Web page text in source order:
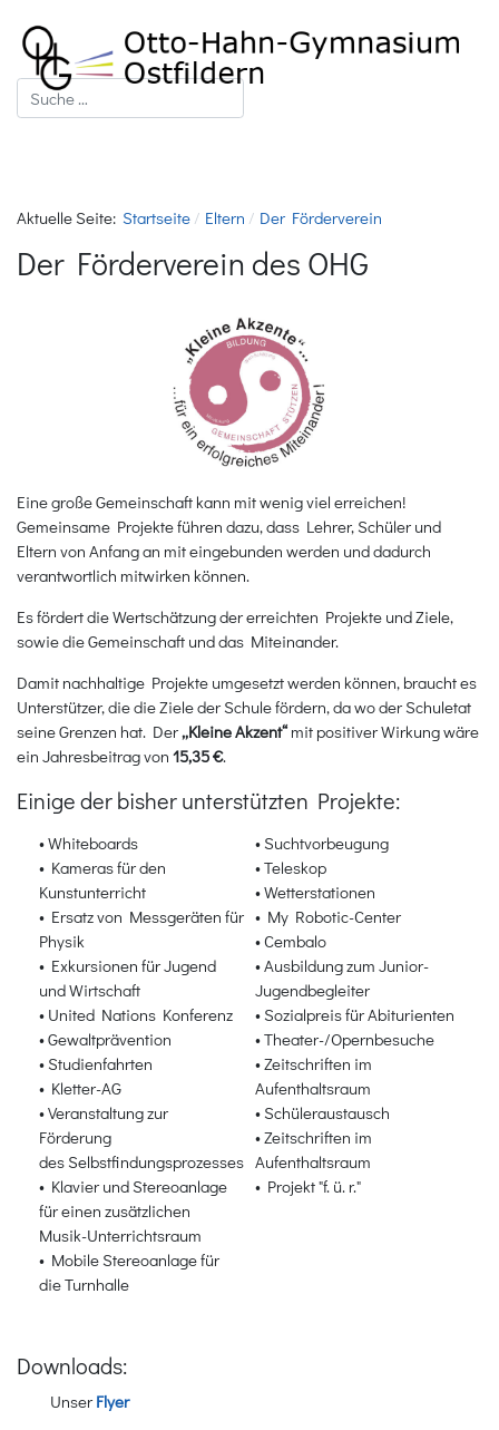
Suchen
Aktuelle Seite: Startseite Eltern Der Förderverein
Der Förderverein des OHG
Eine große Gemeinschaft kann mit wenig viel erreichen!
Gemeinsame Projekte führen dazu, dass Lehrer, Schüler und
Eltern von Anfang an mit eingebunden werden und dadurch
verantwortlich mitwirken können.
Es fördert die Wertschätzung der erreichten Projekte und Ziele,
sowie die Gemeinschaft und das Miteinander.
Damit nachhaltige Projekte umgesetzt werden können, braucht es
Unterstützer, die die Ziele der Schule fördern, da wo der Schuletat
seine Grenzen hat. Der„Kleine Akzent“mit positiver Wirkung wäre
ein Jahresbeitrag von 15,35 €.
Einige der bisher unterstützten Projekte:
• Whiteboards
• Kameras für den
Kunstunterricht
• Ersatz von Messgeräten für
Physik
• Exkursionen für Jugend
und Wirtschaft
• United Nations Konferenz
• Gewaltprävention
• Studienfahrten
• Kletter-AG
• Veranstaltung zur
Förderung
des Selbstfindungsprozesses
• Klavier und Stereoanlage
für einen zusätzlichen
Musik-Unterrichtsraum
• Mobile Stereoanlage für
die Turnhalle
• Suchtvorbeugung
• Teleskop
• Wetterstationen
• My Robotic-Center
• Cembalo
• Ausbildung zum Junior-
Jugendbegleiter
• Sozialpreis für Abiturienten
• Theater-/Opernbesuche
• Zeitschriften im
Aufenthaltsraum
• Schüleraustausch
• Zeitschriften im
Aufenthaltsraum
• Projekt "f. ü. r."
Downloads:
Unser Flyer